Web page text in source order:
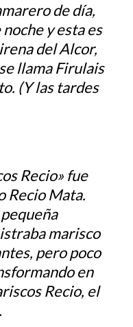
de día,
y esta es
del Alcor,
llama Firulais
(Y las tardes
Recio» fue
Recio Mata.
marisco
pero poco
en
Recio, el